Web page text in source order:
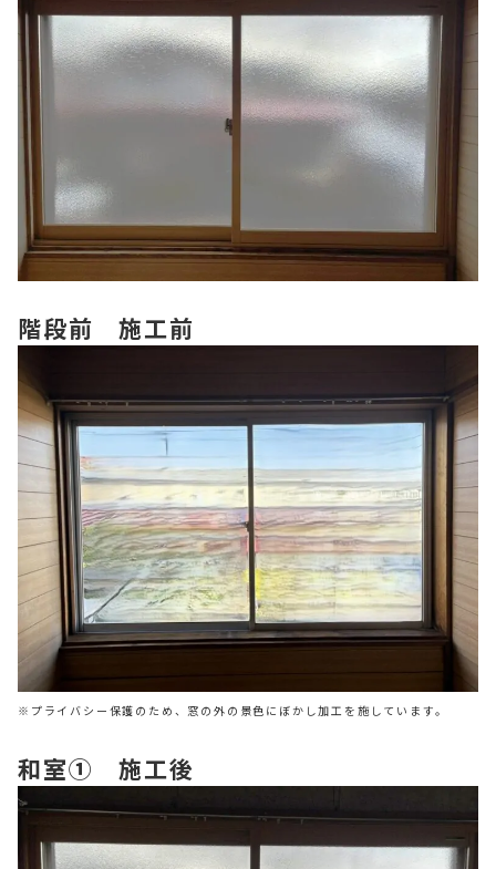
階段前 施工前
※プライバシー保護のため、窓の外の景色にぼかし加工を施しています。
和室① 施工後